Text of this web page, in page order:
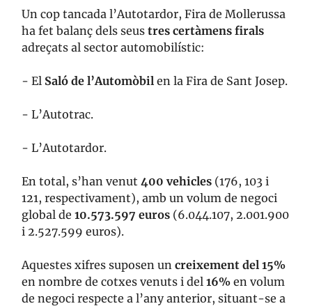
Un cop tancada l’Autotardor, Fira de Mollerussa
ha fet balanç dels seus tres certàmens firals
adreçats al sector automobilístic:
- El Saló de l’Automòbil en la Fira de Sant Josep.
- L’Autotrac.
- L’Autotardor.
En total, s’han venut 400 vehicles (176, 103 i
121, respectivament), amb un volum de negoci
global de 10.573.597 euros (6.044.107, 2.001.900
i 2.527.599 euros).
Aquestes xifres suposen un creixement del 15%
en nombre de cotxes venuts i del 16% en volum
de negoci respecte a l’any anterior, situant-se a